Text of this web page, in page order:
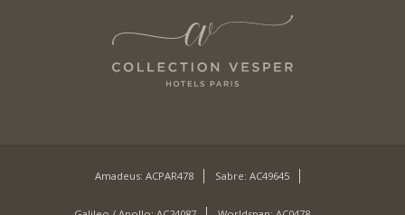
Amadeus: ACPAR478 Sabre: AC49645